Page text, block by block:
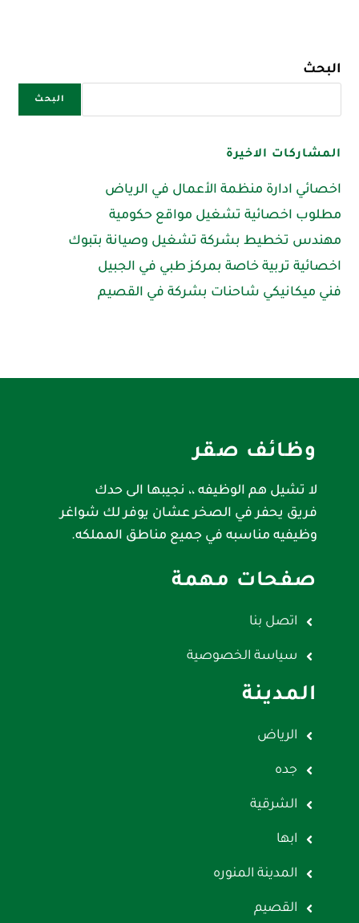
البحث
البحث
المشاركات الاخيرة
اخصائي ادارة منظمة الأعمال في الرياض
مطلوب اخصائية تشغيل مواقع حكومية
مهندس تخطيط بشركة تشغيل وصيانة بتبوك
اخصائية تربية خاصة بمركز طبي في الجبيل
فني ميكانيكي شاحنات بشركة في القصيم
وظائف صقر
لا تشيل هم الوظيفه ،، نجيبها الى حدك
فريق يحفر في الصخر عشان يوفر لك شواغر
وظيفيه مناسبه في جميع مناطق المملكه.
صفحات مهمة
اتصل بنا
سياسة الخصوصية
المدينة
الرياض
جده
الشرقية
ابها
المدينة المنوره
القصيم